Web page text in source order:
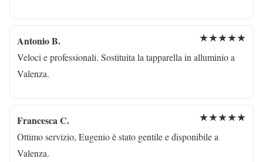
Antonio B. ★★★★★
Veloci e professionali. Sostituita la tapparella in alluminio a
Valenza.
Francesca C. ★★★★★
Ottimo servizio, Eugenio è stato gentile e disponibile a
Valenza.